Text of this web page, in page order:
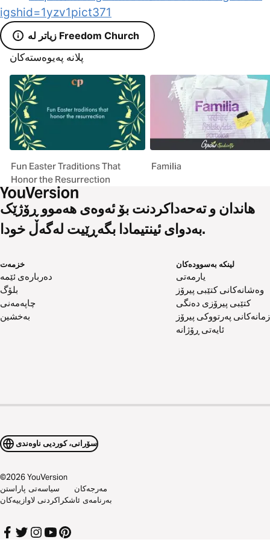
igshid=1yzv1pict371
زیاتر لە Freedom Church
پلانە پەیوەستەکان
Fun Easter Traditions That
Honor the Resurrection
Familia
هاندان و تەحەداکردنت بۆ ئەوەی هەموو ڕۆژێک
بەدوای ئینتیمادا بگەڕێیت لەگەڵ خودا.
خزمەت
دەربارەی ئێمە
بلۆگ
چاپەمەنی
بەخشین
لینکە بەسوودەکان
یارمەتی
وەشانەکانی کتێبی پیرۆز
کتێبی پیرۆزی دەنگی
زمانەکانی پەرتووکی پیرۆز
ئایەتی ڕۆژانە
سۆرانی، کوردیی ناوەندی
©2026YouVersion
سیاسەتی پاراستن
مەرجەکان
بەرنامەی ئاشکراکردنی لاوازییەکان